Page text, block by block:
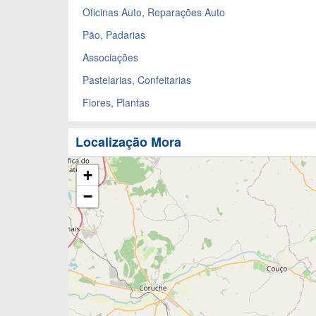
Oficinas Auto, Reparações Auto
Pão, Padarias
Associações
Pastelarias, Confeitarias
Flores, Plantas
Localização Mora
+
−